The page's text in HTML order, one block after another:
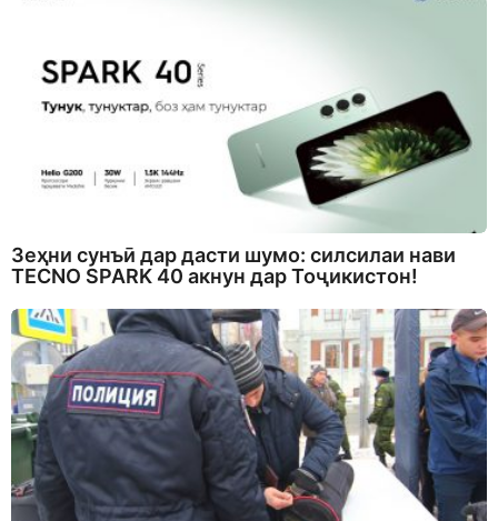
Зеҳни сунъӣ дар дасти шумо: силсилаи нави
TECNO SPARK 40 акнун дар Тоҷикистон!